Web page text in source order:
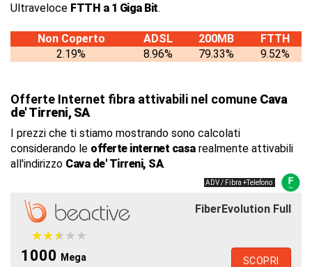
Ultraveloce FTTH a 1 Giga Bit.
Non Coperto ADSL 200MB
FTTH
2.19%
8.96% 79.33% 9.52%
Offerte Internet fibra attivabili nel comune Cava
de' Tirreni, SA
I prezzi che ti stiamo mostrando sono calcolati
considerando le offerte internet casarealmente attivabili
all'indirizzo Cava de' Tirreni, SA.
ADV / Fibra +Telefono
FiberEvolution Full
★★★★★
★★★★★
1000 Mega SCOPRI